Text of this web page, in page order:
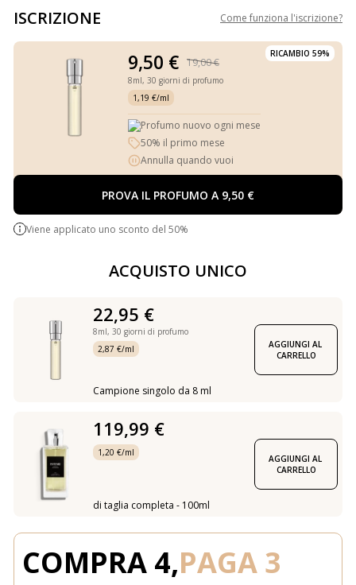
ISCRIZIONE Come funziona l'iscrizione?
RICAMBIO 59%
9,50 € 19,00 €
8ml, 30 giorni di profumo
1,19 €/ml
Profumo nuovo ogni mese
50% il primo mese
Annulla quando vuoi
PROVA IL PROFUMO A 9,50 €
Viene applicato uno sconto del 50%
ACQUISTO UNICO
22,95 €
8ml, 30 giorni di profumo
2,87 €/ml
Campione singolo da 8 ml
AGGIUNGI AL
CARRELLO
119,99 €
1,20 €/ml
di taglia completa - 100ml
AGGIUNGI AL
CARRELLO
COMPRA 4,PAGA 3